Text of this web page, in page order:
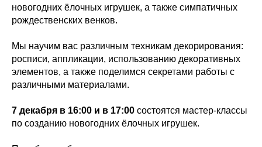
новогодних ёлочных игрушек, а также симпатичных
рождественских венков.
Мы научим вас различным техникам декорирования:
росписи, аппликации, использованию декоративных
элементов, а также поделимся секретами работы с
различными материалами.
7 декабря в 16:00 и в 17:00 состоятся мастер-классы
по созданию новогодних ёлочных игрушек.